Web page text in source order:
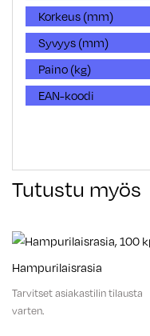
Korkeus (mm)
Syvyys (mm)
Paino (kg)
EAN-koodi
Tutustu myös
Hampurilaisrasia
Tarvitset asiakastilin tilausta
varten.